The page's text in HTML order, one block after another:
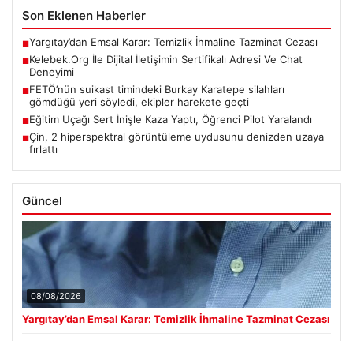
Son Eklenen Haberler
■Yargıtay’dan Emsal Karar: Temizlik İhmaline Tazminat Cezası
■Kelebek.Org İle Dijital İletişimin Sertifikalı Adresi Ve Chat
Deneyimi
■FETÖ’nün suikast timindeki Burkay Karatepe silahları
gömdüğü yeri söyledi, ekipler harekete geçti
■Eğitim Uçağı Sert İnişle Kaza Yaptı, Öğrenci Pilot Yaralandı
■Çin, 2 hiperspektral görüntüleme uydusunu denizden uzaya
fırlattı
Güncel
08/08/2026
Yargıtay’dan Emsal Karar: Temizlik İhmaline Tazminat Cezası